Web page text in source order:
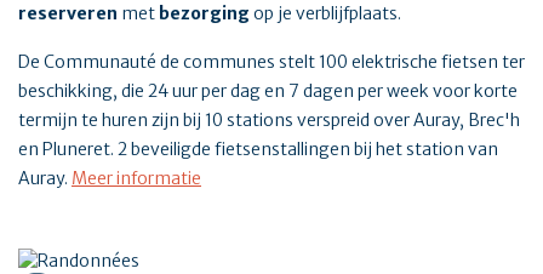
reserveren met bezorging op je verblijfplaats.
De Communauté de communes stelt 100 elektrische fietsen ter
beschikking, die 24 uur per dag en 7 dagen per week voor korte
termijn te huren zijn bij 10 stations verspreid over Auray, Brec'h
en Pluneret. 2 beveiligde fietsenstallingen bij het station van
Auray. Meer informatie